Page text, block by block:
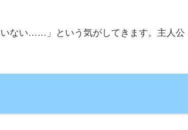
ない……」という気がしてきます。主人公